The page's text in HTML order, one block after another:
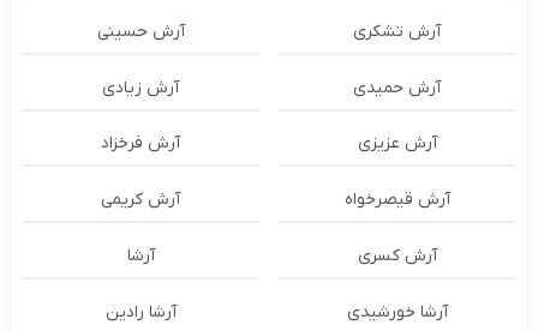
آرش تشکری آرش حسینی
آرش حمیدی آرش زیادی
آرش عزیزی آرش فرخزاد
آرش قیصرخواه آرش کریمی
آرش کسری آرشا
آرشا خورشیدی آرشا رادین